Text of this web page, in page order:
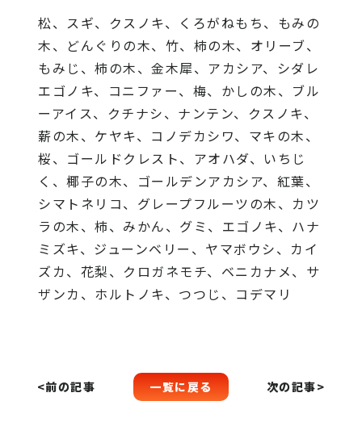
松、スギ、クスノキ、くろがねもち、もみの
木、どんぐりの木、竹、柿の木、オリーブ、
もみじ、柿の木、金木犀、アカシア、シダレ
エゴノキ、コニファー、梅、かしの木、ブル
ーアイス、クチナシ、ナンテン、クスノキ、
薪の木、ケヤキ、コノデカシワ、マキの木、
桜、ゴールドクレスト、アオハダ、いちじ
く、椰子の木、ゴールデンアカシア、紅葉、
シマトネリコ、グレープフルーツの木、カツ
ラの木、柿、みかん、グミ、エゴノキ、ハナ
ミズキ、ジューンベリー、ヤマボウシ、カイ
ズカ、花梨、クロガネモチ、ベニカナメ、サ
ザンカ、ホルトノキ、つつじ、コデマリ
<前の記事 一覧に戻る 次の記事>